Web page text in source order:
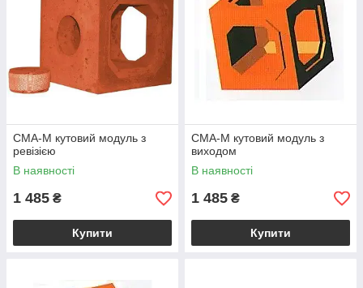
CMA-M кутовий модуль з
ревізією
В наявності
1 485 ₴
Купити
CMA-M кутовий модуль з
виходом
В наявності
1 485 ₴
Купити